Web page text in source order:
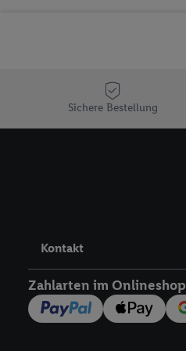
Sichere Bestellung
Kontakt
Zahlarten im Onlineshop